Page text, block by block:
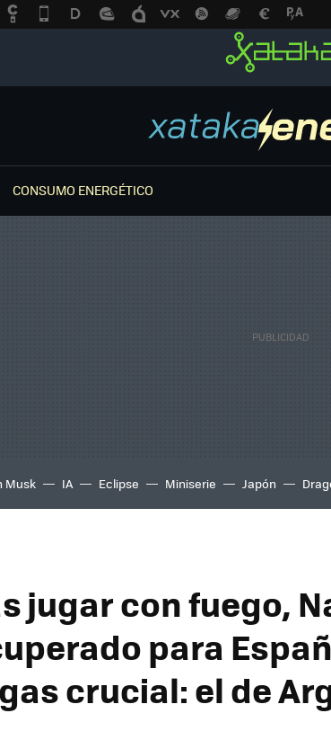
CONSUMO ENERGÉTICO
Musk IA Eclipse Miniserie Japón
jugar con fuego,
para
crucial: el de